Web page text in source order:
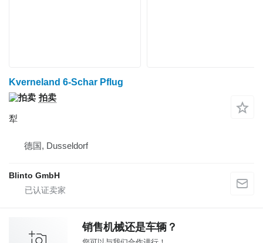
Kverneland 6-Schar Pflug
拍卖
犁
德国, Dusseldorf
Blinto GmbH
销售机械还是车辆？